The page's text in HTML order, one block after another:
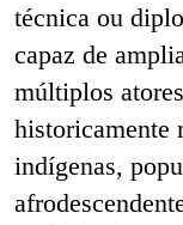
técnica ou
capaz de
múltiplos
historicamente
indígenas,